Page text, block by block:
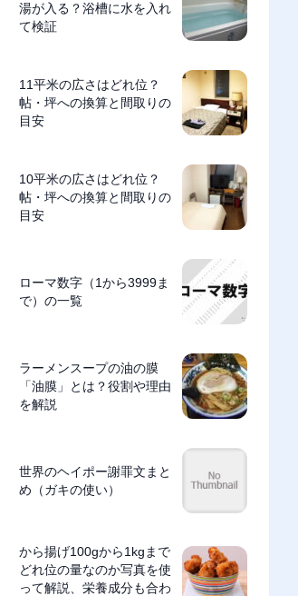
湯が入る？浴槽に水を入れ
て検証
11平米の広さはどれ位？
帖・坪への換算と間取りの
目安
10平米の広さはどれ位？
帖・坪への換算と間取りの
目安
ローマ数字（1から3999ま
で）の一覧
ラーメンスープの油の膜
「油膜」とは？役割や理由
を解説
世界のヘイポー謝罪文まと
め（ガキの使い）
から揚げ100gから1kgまで
どれ位の量なのか写真を使
って解説、栄養成分も合わ